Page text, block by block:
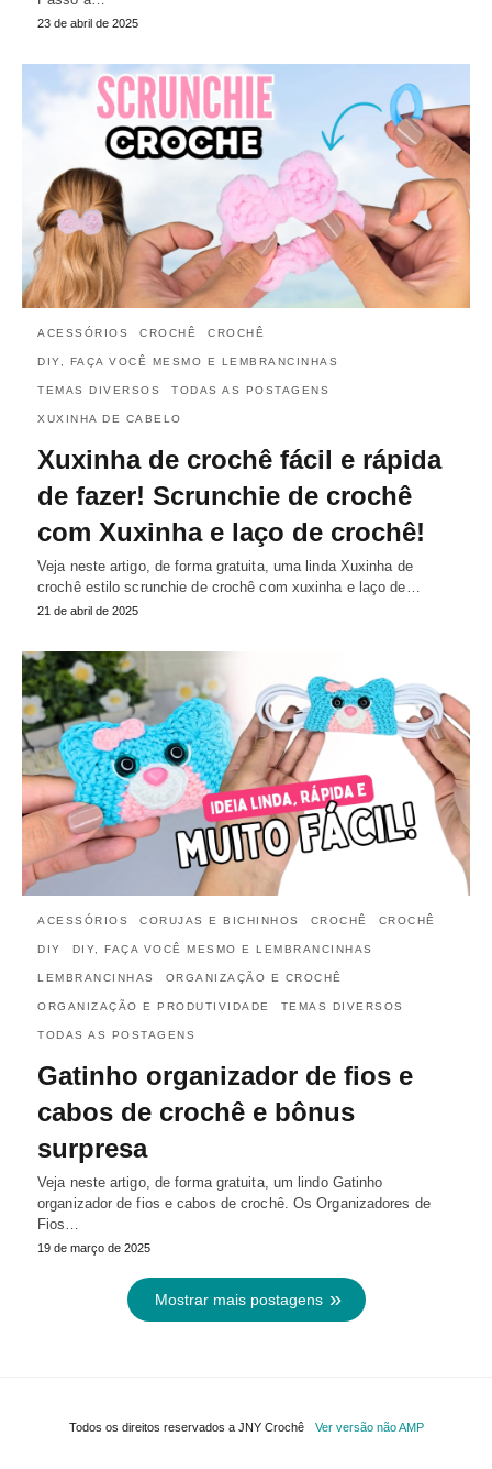
23 de abril de 2025
ACESSÓRIOS CROCHÊ CROCHÊ
DIY, FAÇA VOCÊ MESMO E LEMBRANCINHAS
TEMAS DIVERSOS TODAS AS POSTAGENS
XUXINHA DE CABELO
Xuxinha de crochê fácil e rápida
de fazer! Scrunchie de crochê
com Xuxinha e laço de crochê!
Veja neste artigo, de forma gratuita, uma linda Xuxinha de
crochê estilo scrunchie de crochê com xuxinha e laço de…
21 de abril de 2025
ACESSÓRIOS CORUJAS E BICHINHOS CROCHÊ CROCHÊ
DIY DIY, FAÇA VOCÊ MESMO E LEMBRANCINHAS
LEMBRANCINHAS ORGANIZAÇÃO E CROCHÊ
ORGANIZAÇÃO E PRODUTIVIDADE TEMAS DIVERSOS
TODAS AS POSTAGENS
Gatinho organizador de fios e
cabos de crochê e bônus
surpresa
Veja neste artigo, de forma gratuita, um lindo Gatinho
organizador de fios e cabos de crochê. Os Organizadores de
Fios…
19 de março de 2025
Mostrar mais postagens
Todos os direitos reservados a JNY Crochê Ver versão não AMP